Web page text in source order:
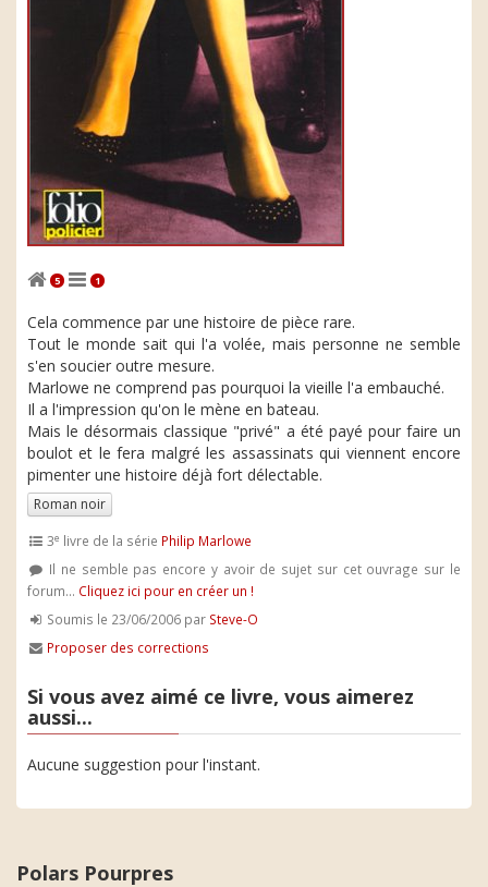
5 1
Cela commence par une histoire de pièce rare.
Tout le monde sait qui l'a volée, mais personne ne semble
s'en soucier outre mesure.
Marlowe ne comprend pas pourquoi la vieille l'a embauché.
Il a l'impression qu'on le mène en bateau.
Mais le désormais classique "privé" a été payé pour faire un
boulot et le fera malgré les assassinats qui viennent encore
pimenter une histoire déjà fort délectable.
Roman noir
3e livre de la série Philip Marlowe
Il ne semble pas encore y avoir de sujet sur cet ouvrage sur le
forum... Cliquez ici pour en créer un !
Soumis le 23/06/2006 par Steve-O
Proposer des corrections
Si vous avez aimé ce livre, vous aimerez
aussi...
Aucune suggestion pour l'instant.
Polars Pourpres